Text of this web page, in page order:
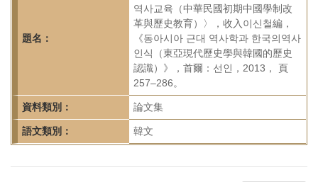
所-
頁
題名：
역사교육（中華民國初期中國學制改
革與歷史教育）〉，收入이신철編，
《동아시아 근대 역사학과 한국의역사
인식（東亞現代歷史學與韓國的歷史
認識）》，首爾：선인，2013， 頁
257–286。
資料類別： 論文集
語文類別： 韓文